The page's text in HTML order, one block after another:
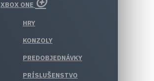
XBOX ONE
HRY
KONZOLY
PREDOBJEDNÁVKY
PRÍSLUŠENSTVO